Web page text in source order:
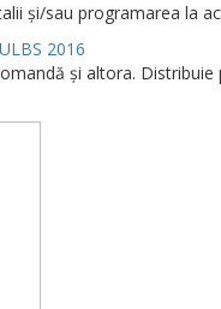
și/sau programarea la
2016
și altora. Distribuie